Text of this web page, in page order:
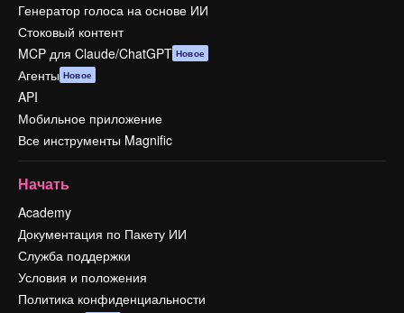
Генератор голоса на основе ИИ
Стоковый контент
MCP для Claude/ChatGPT Новое
Агенты Новое
API
Мобильное приложение
Все инструменты Magnific
Начать
Academy
Документация по Пакету ИИ
Служба поддержки
Условия и положения
Политика конфиденциальности